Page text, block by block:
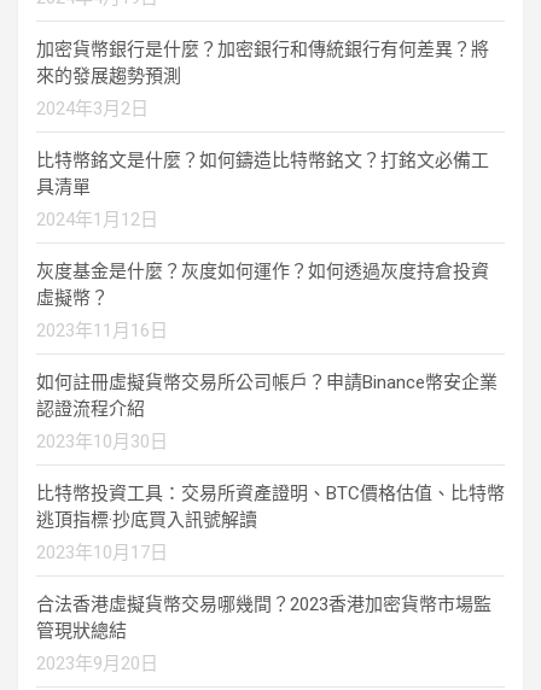
加密貨幣銀行是什麼？加密銀行和傳統銀行有何差異？將
來的發展趨勢預測
2024年3月2日
比特幣銘文是什麼？如何鑄造比特幣銘文？打銘文必備工
具清單
2024年1月12日
灰度基金是什麼？灰度如何運作？如何透過灰度持倉投資
虛擬幣？
2023年11月16日
如何註冊虛擬貨幣交易所公司帳戶？申請Binance幣安企業
認證流程介紹
2023年10月30日
比特幣投資工具：交易所資產證明、BTC價格估值、比特幣
逃頂指標·抄底買入訊號解讀
2023年10月17日
合法香港虛擬貨幣交易哪幾間？2023香港加密貨幣市場監
管現狀總結
2023年9月20日